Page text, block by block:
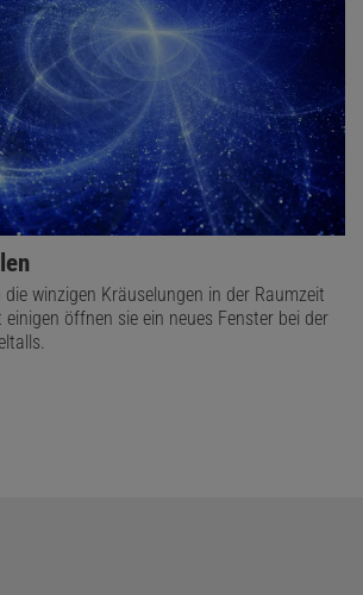
winzigen Kräuselungen in der Raumzeit
einigen öffnen sie ein neues Fenster bei der